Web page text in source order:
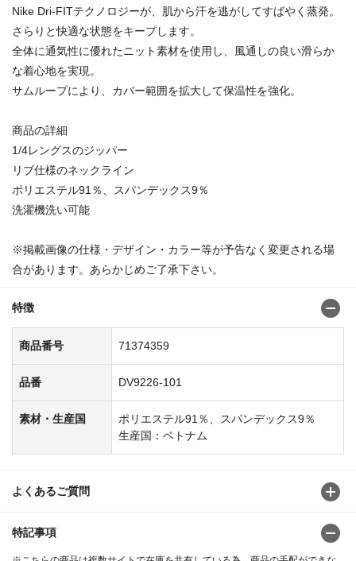
Nike Dri-FITテクノロジーが、肌から汗を逃がしてすばやく蒸発。
さらりと快適な状態をキープします。
全体に通気性に優れたニット素材を使用し、風通しの良い滑らか
な着心地を実現。
サムループにより、カバー範囲を拡大して保温性を強化。
商品の詳細
1/4レングスのジッパー
リブ仕様のネックライン
ポリエステル91％、スパンデックス9％
洗濯機洗い可能
※掲載画像の仕様・デザイン・カラー等が予告なく変更される場
合があります。あらかじめご了承下さい。
特徴
商品番号 71374359
品番 DV9226-101
素材・生産国
ポリエステル91％、スパンデックス9％
生産国：ベトナム
よくあるご質問
特記事項